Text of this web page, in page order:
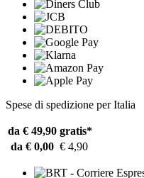
Spese di spedizione per Italia
da € 49,90 gratis*
da € 0,00 € 4,90